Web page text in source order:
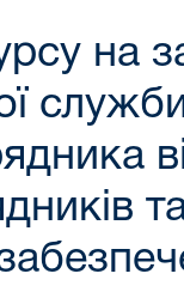
на
служби